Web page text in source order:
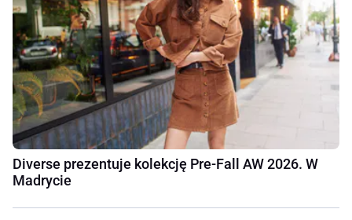
Diverse prezentuje kolekcję Pre-Fall AW 2026. W
Madrycie